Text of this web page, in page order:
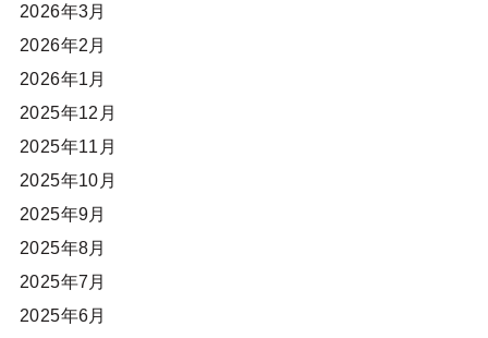
2026年3月
2026年2月
2026年1月
2025年12月
2025年11月
2025年10月
2025年9月
2025年8月
2025年7月
2025年6月